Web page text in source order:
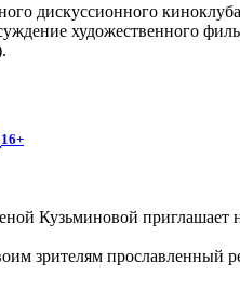
дискуссионного
художественного
16+
Кузьминовой приглашает
зрителям прославленный